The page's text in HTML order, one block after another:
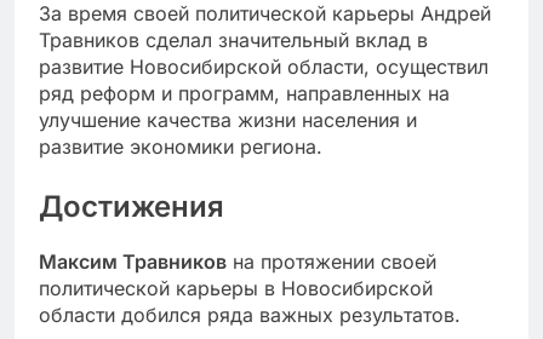
За время своей политической карьеры Андрей
Травников сделал значительный вклад в
развитие Новосибирской области, осуществил
ряд реформ и программ, направленных на
улучшение качества жизни населения и
развитие экономики региона.
Достижения
Максим Травников на протяжении своей
политической карьеры в Новосибирской
области добился ряда важных результатов.